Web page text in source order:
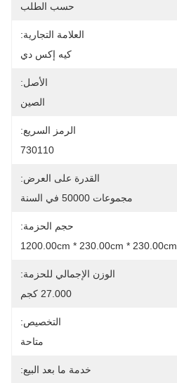
حسب الطلب
العلامة التجارية:
كيه إكس دي
الأصل:
الصين
الرمز السريع:
730110
القدرة على العرض:
مجموعات 50000 في السنة
حجم الحزمة:
1200.00cm * 230.00cm * 230.00cm
الوزن الإجمالي للحزمة:
27.000 كجم
التخصيص:
متاحة
خدمة ما بعد البيع: